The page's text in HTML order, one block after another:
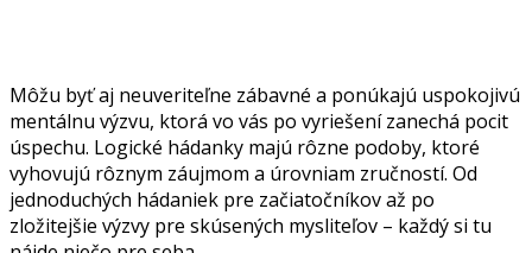
Môžu byť aj neuveriteľne zábavné a ponúkajú uspokojivú
mentálnu výzvu, ktorá vo vás po vyriešení zanechá pocit
úspechu. Logické hádanky majú rôzne podoby, ktoré
vyhovujú rôznym záujmom a úrovniam zručností. Od
jednoduchých hádaniek pre začiatočníkov až po
zložitejšie výzvy pre skúsených mysliteľov – každý si tu